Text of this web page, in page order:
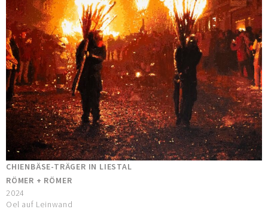
CHIENBÄSE-TRÄGER IN LIESTAL
RÖMER + RÖMER
2024
Oel auf Leinwand